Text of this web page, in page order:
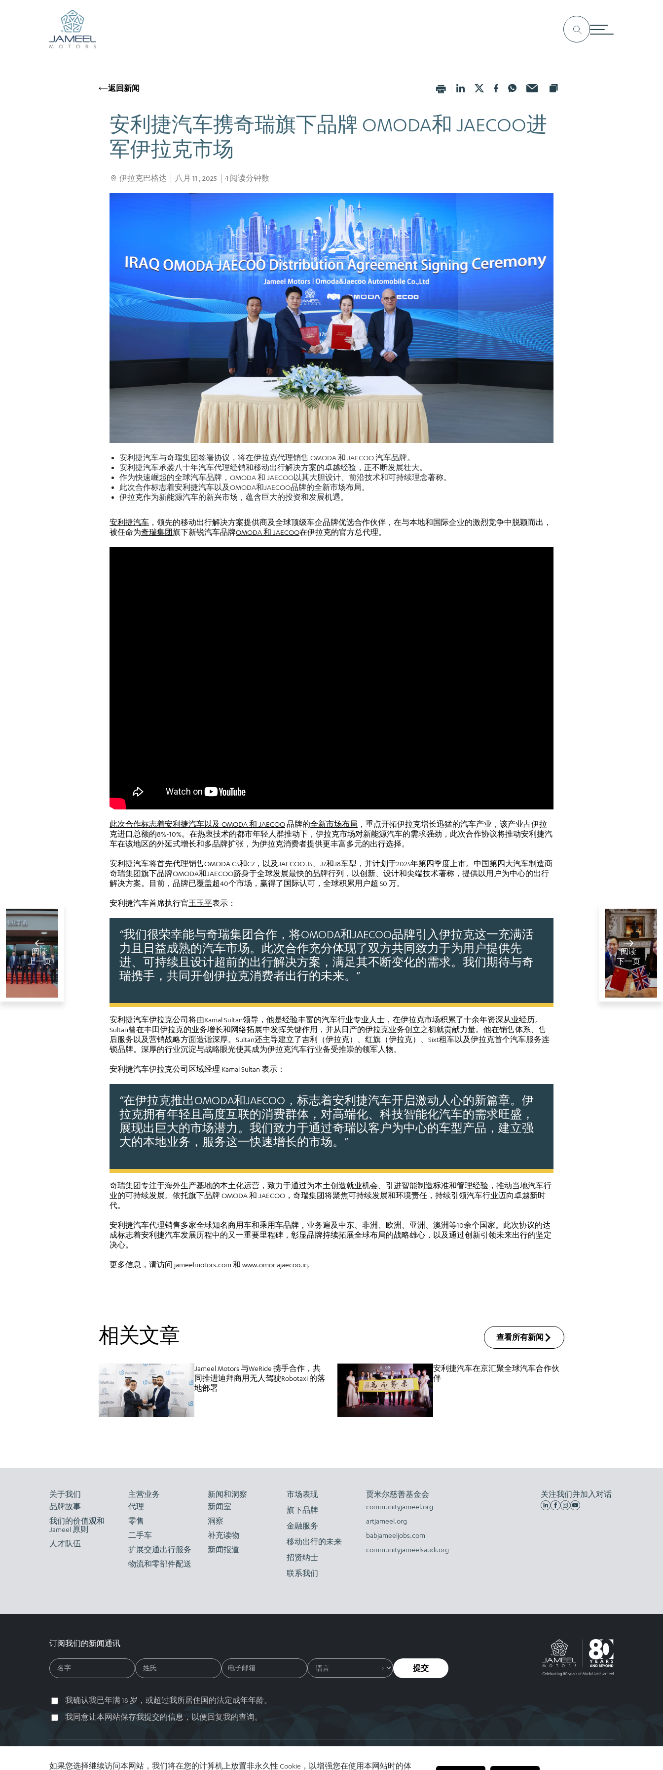
返回新闻
阅读
上一页
安利捷汽车携奇瑞旗下品牌 OMODA和 JAECOO进
军伊拉克市场
伊拉克巴格达 八月 11 , 2025 1 阅读分钟数
安利捷汽车与奇瑞集团签署协议，将在伊拉克代理销售 OMODA 和 JAECOO 汽车品牌。
安利捷汽车承袭八十年汽车代理经销和移动出行解决方案的卓越经验，正不断发展壮大。
作为快速崛起的全球汽车品牌，OMODA 和 JAECOO以其大胆设计、前沿技术和可持续理念著称。
此次合作标志着安利捷汽车以及OMODA和JAECOO品牌的全新市场布局。
伊拉克作为新能源汽车的新兴市场，蕴含巨大的投资和发展机遇。
安利捷汽车 ，领先的移动出行解决方案提供商及全球顶级车企品牌优选合作伙伴，在与本地和国际企业的激烈竞争中脱颖而出，
被任命为奇瑞集团旗下新锐汽车品牌OMODA 和 JAECOO在伊拉克的官方总代理。
此次合作标志着安利捷汽车以及 OMODA 和 JAECOO品牌的全新市场布局 ，重点开拓伊拉克增长迅猛的汽车产业，该产业占伊拉
克进口总额的8%-10%。在热衷技术的都市年轻人群推动下，伊拉克市场对新能源汽车的需求强劲，此次合作协议将推动安利捷汽
车在该地区的外延式增长和多品牌扩张，为伊拉克消费者提供更丰富多元的出行选择。
安利捷汽车将首先代理销售OMODA C5和C7，以及JAECOO J5、J7和J8车型，并计划于2025年第四季度上市。中国第四大汽车制造商
奇瑞集团旗下品牌OMODA和JAECOO跻身于全球发展最快的品牌行列，以创新、设计和尖端技术著称，提供以用户为中心的出行
解决方案。目前，品牌已覆盖超40个市场，赢得了国际认可，全球积累用户超 50 万。
安利捷汽车首席执行官王玉平表示：
“我们很荣幸能与奇瑞集团合作，将OMODA和JAECOO品牌引入伊拉克这一充满活
力且日益成熟的汽车市场。此次合作充分体现了双方共同致力于为用户提供先
进、可持续且设计超前的出行解决方案，满足其不断变化的需求。我们期待与奇
瑞携手，共同开创伊拉克消费者出行的未来。”
安利捷汽车伊拉克公司将由Kamal Sultan领导，他是经验丰富的汽车行业专业人士，在伊拉克市场积累了十余年资深从业经历。
Sultan曾在丰田伊拉克的业务增长和网络拓展中发挥关键作用，并从日产的伊拉克业务创立之初就贡献力量。他在销售体系、售
后服务以及营销战略方面造诣深厚。Sultan还主导建立了吉利（伊拉克）、红旗（伊拉克）、Sixt租车以及伊拉克首个汽车服务连
锁品牌。深厚的行业沉淀与战略眼光使其成为伊拉克汽车行业备受推崇的领军人物。
安利捷汽车伊拉克公司区域经理 Kamal Sultan 表示：
“在伊拉克推出OMODA和JAECOO，标志着安利捷汽车开启激动人心的新篇章。伊
拉克拥有年轻且高度互联的消费群体，对高端化、科技智能化汽车的需求旺盛，
展现出巨大的市场潜力。我们致力于通过奇瑞以客户为中心的车型产品，建立强
大的本地业务，服务这一快速增长的市场。”
奇瑞集团专注于海外生产基地的本土化运营，致力于通过为本土创造就业机会、引进智能制造标准和管理经验，推动当地汽车行
业的可持续发展。依托旗下品牌 OMODA 和 JAECOO，奇瑞集团将聚焦可持续发展和环境责任，持续引领汽车行业迈向卓越新时
代。
安利捷汽车代理销售多家全球知名商用车和乘用车品牌，业务遍及中东、非洲、欧洲、亚洲、澳洲等10余个国家。此次协议的达
成标志着安利捷汽车发展历程中的又一重要里程碑，彰显品牌持续拓展全球布局的战略雄心，以及通过创新引领未来出行的坚定
决心。
更多信息，请访问 jameelmotors.com 和 www.omodajaecoo.iq.
阅读
下一页
相关文章 查看所有新闻
Jameel Motors 与WeRide 携手合作，共
同推进迪拜商用无人驾驶Robotaxi 的落
地部署
安利捷汽车在京汇聚全球汽车合作伙
伴
关于我们
品牌故事
我们的价值观和
Jameel 原则
人才队伍
主营业务
代理
零售
二手车
扩展交通出行服务
物流和零部件配送
新闻和洞察
新闻室
洞察
补充读物
新闻报道
市场表现
旗下品牌
金融服务
移动出行的未来
招贤纳士
联系我们
贾米尔慈善基金会
communityjameel.org
artjameel.org
babjameeljobs.com
communityjameelsaudi.org
关注我们并加入对话
订阅我们的新闻通讯
我确认我已年满 18 岁，或超过我所居住国的法定成年年龄。
我同意让本网站保存我提交的信息，以便回复我的查询。
提交
及五边形图案为 安利捷知识产权有限公司 的商标或注册商标。
如果您选择继续访问本网站，我们将在您的计算机上放置非永久性 Cookie，以增强您在使用本网站时的体